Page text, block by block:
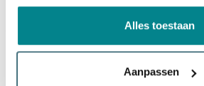
Alles toestaan
Aanpassen
a 310ML Grijs